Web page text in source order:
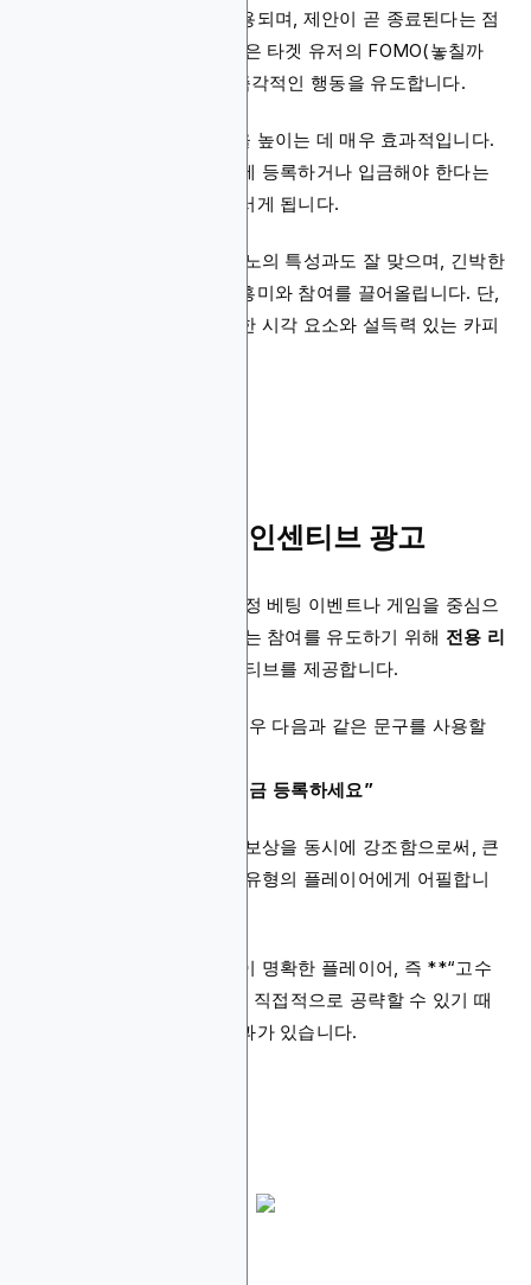
성을 부각시키는 문구가 사용되며, 제안이 곧 종료된다는 점
을 강조합니다. 이러한 전략은 타겟 유저의 FOMO(놓칠까
봐 두려운 심리)를 자극해 즉각적인 행동을 유도합니다.
긴급성은 참여율과 전환율을 높이는 데 매우 효과적입니다.
플레이어는 제한된 시간 안에 등록하거나 입금해야 한다는
압박감을 느끼며 행동에 나서게 됩니다.
이 광고 유형은 온라인 카지노의 특성과도 잘 맞으며, 긴박한
분위기 속에서 플레이어의 흥미와 참여를 끌어올립니다. 단,
높은 효과를 위해서는 강렬한 시각 요소와 설득력 있는 카피
3. 특정 게임 기반 인센티브 광고
게임 특화형 도박 광고는 특정 베팅 이벤트나 게임을 중심으
로 제작됩니다. 이러한 광고는 참여를 유도하기 위해 전용 리
등의 인센티브를 제공합니다.
예를 들어, 포커 캠페인의 경우 다음과 같은 문구를 사용할
“$100K 포커 토너먼트 - 지금 등록하세요”
이 광고는 이벤트의 규모와 보상을 동시에 강조함으로써, 큰
금액의 상금을 노리는 특정 유형의 플레이어에게 어필합니
이러한 타겟팅 방식은 목적이 명확한 플레이어, 즉 **“고수
익 기회를 노리는 유저”**를 직접적으로 공략할 수 있기 때
문에 참여율이 높아지는 효과가 있습니다.